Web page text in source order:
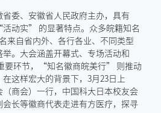
省委、安徽省人民政府主办，具有
动实” 的显著特点。众多皖籍知名
来自省内外、各行各业、不同类型
。大会涵盖开幕式、专场活动和
要环节，“知名徽商皖美行” 则推动
在这样宏大的背景下，3月23日上
商会）一行，中国科大日本校友会
长等徽商代表走进有方医疗，探寻